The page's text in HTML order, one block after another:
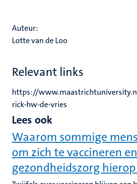
Auteur:
Lotte van de Loo
Relevant links
https://
rick-hw-de-vries
Lees ook
Waarom sommige
om zich te vaccineren
gezondheidszorg